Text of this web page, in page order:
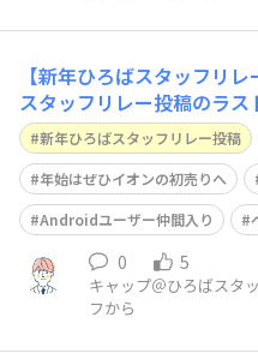
【新年ひろばスタッフリ
スタッフリレー投稿のラ
りさせていただきます。 新年あけましておめでとうござ
います。 昨年は、イオンモバイルひろばをご利用いただ
き、誠にありがとうござい
さまにとって楽しめる企画
新年ひろばスタッフリレー投稿
年始はぜひイオンの初売りへ
Androidユーザー仲間入り
0 5
キャップ＠ひろばスタ
フから